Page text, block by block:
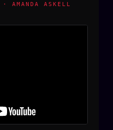
AMANDA ASKELL